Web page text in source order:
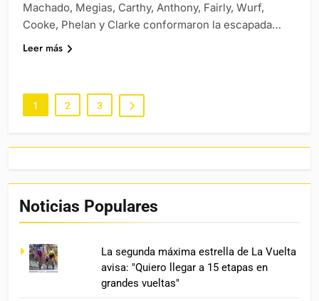
Machado, Megias, Carthy, Anthony, Fairly, Wurf,
Cooke, Phelan y Clarke conformaron la escapada…
Leer más
1 2 3
Noticias Populares
La segunda máxima estrella de La Vuelta
avisa: "Quiero llegar a 15 etapas en
grandes vueltas"